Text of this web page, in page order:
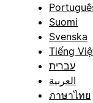
Suomi
Svenska
Tiếng
עברית
العربية
ภาษาไทย